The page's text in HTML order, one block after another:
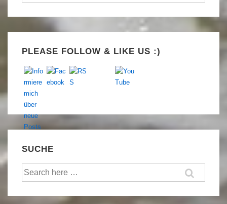
PLEASE FOLLOW & LIKE US :)
SUCHE
Suche
nach: